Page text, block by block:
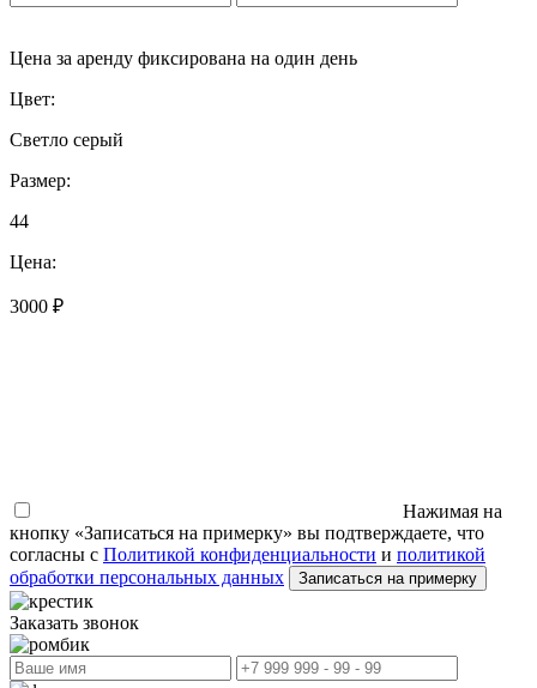
Цена за аренду фиксирована на один день
Цвет:
Светло серый
Размер:
44
Цена:
3000 ₽
Нажимая на
кнопку «Записаться на примерку» вы подтверждаете, что
согласны с Политикой конфиденциальности и политикой
обработки персональных данных
Записаться на примерку
Заказать звонок